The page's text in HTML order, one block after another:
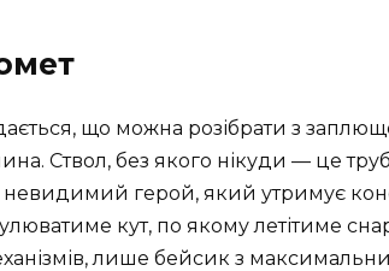
що можна розібрати з
Ствол, без якого нікуди — це
герой, який утримує
кут, по якому летітиме
лише бейсик з